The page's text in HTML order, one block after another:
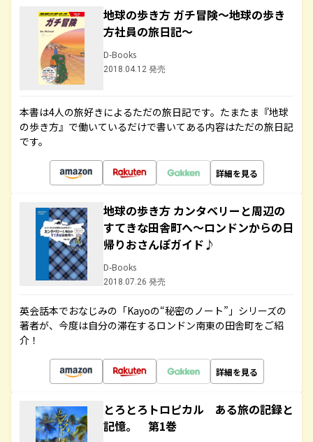
地球の歩き方 ガチ冒険～地球の歩き
方社員の旅日記～
D-Books
2018.04.12 発売
本書は4人の旅好きによるただの旅日記です。たまたま『地球
の歩き方』で働いているだけで書いてある内容はただの旅日記
です。
詳細を見る
地球の歩き方 カンタベリーと周辺の
すてきな田舎町へ～ロンドンからの日
帰りおさんぽガイド♪
D-Books
2018.07.26 発売
英会話本でおなじみの「Kayoの“秘密のノート”」シリーズの
著者が、今度は自分の滞在するロンドン南東の田舎町をご紹
介！
詳細を見る
とろとろトロピカル ある旅の記録と
記憶。 第1巻